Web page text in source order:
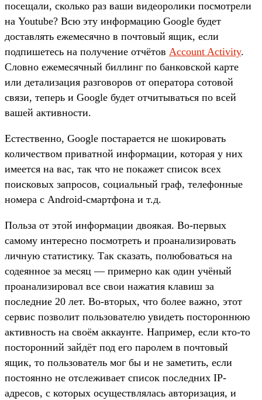
посещали, сколько раз ваши видеоролики посмотрели
на Youtube? Всю эту информацию Google будет
доставлять ежемесячно в почтовый ящик, если
подпишетесь на получение отчётов Account Activity.
Словно ежемесячный биллинг по банковской карте
или детализация разговоров от оператора сотовой
связи, теперь и Google будет отчитываться по всей
вашей активности.
Естественно, Google постарается не шокировать
количеством приватной информации, которая у них
имеется на вас, так что не покажет список всех
поисковых запросов, социальный граф, телефонные
номера с Android-смартфона и т.д.
Польза от этой информации двоякая. Во-первых
самому интересно посмотреть и проанализировать
личную статистику. Так сказать, полюбоваться на
содеянное за месяц — примерно как один учёный
проанализировал все свои нажатия клавиш за
последние 20 лет. Во-вторых, что более важно, этот
сервис позволит пользователю увидеть постороннюю
активность на своём аккаунте. Например, если кто-то
посторонний зайдёт под его паролем в почтовый
ящик, то пользователь мог бы и не заметить, если
постоянно не отслеживает список последних IP-
адресов, с которых осуществлялась авторизация, и